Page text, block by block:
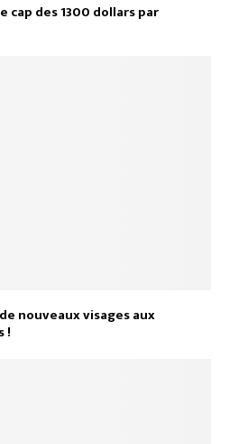
cap des 1300 dollars par
nouveaux visages aux
!